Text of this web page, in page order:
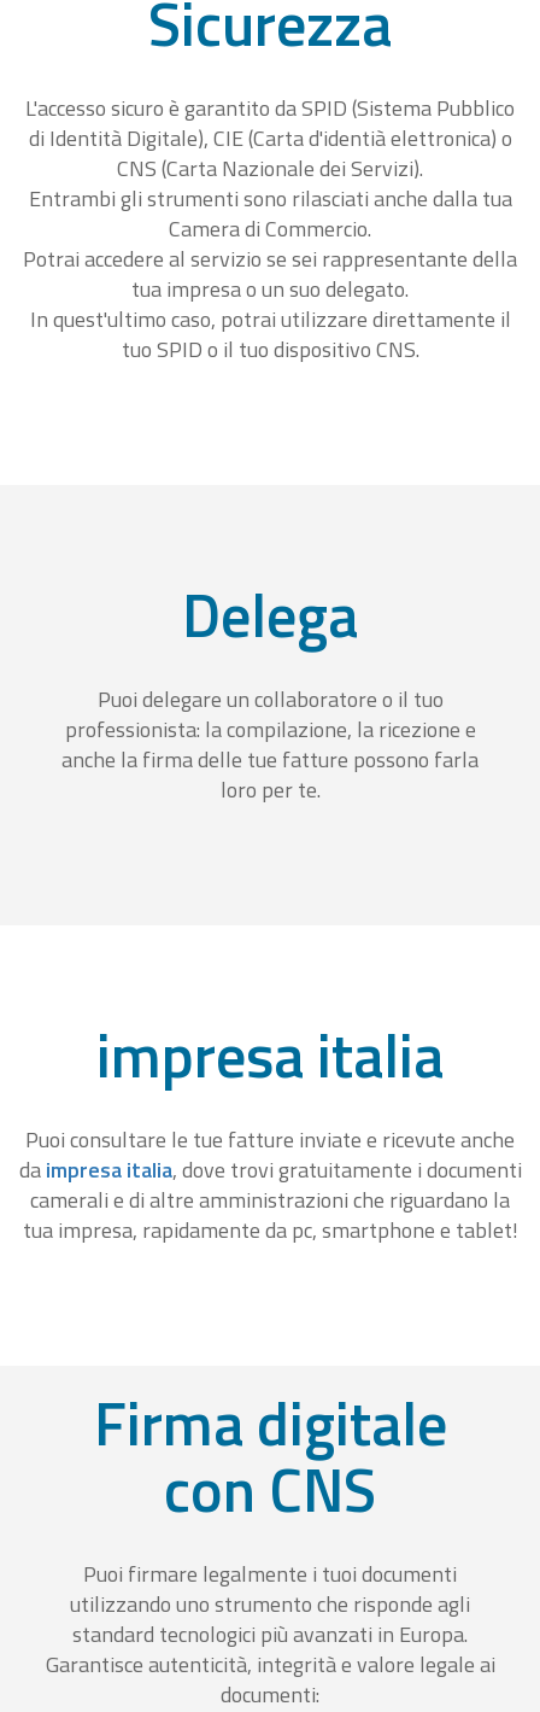
Sicurezza
L'accesso sicuro è garantito da SPID (Sistema Pubblico
di Identità Digitale), CIE (Carta d'identià elettronica) o
CNS (Carta Nazionale dei Servizi).
Entrambi gli strumenti sono rilasciati anche dalla tua
Camera di Commercio.
Potrai accedere al servizio se sei rappresentante della
tua impresa o un suo delegato.
In quest'ultimo caso, potrai utilizzare direttamente il
tuo SPID o il tuo dispositivo CNS.
Delega
Puoi delegare un collaboratore o il tuo
professionista: la compilazione, la ricezione e
anche la firma delle tue fatture possono farla
loro per te.
impresa italia
Puoi consultare le tue fatture inviate e ricevute anche
daimpresa italia, dove trovi gratuitamente i documenti
camerali e di altre amministrazioni che riguardano la
tua impresa, rapidamente da pc, smartphone e tablet!
Firma digitale
con CNS
Puoi firmare legalmente i tuoi documenti
utilizzando uno strumento che risponde agli
standard tecnologici più avanzati in Europa.
Garantisce autenticità, integrità e valore legale ai
documenti: